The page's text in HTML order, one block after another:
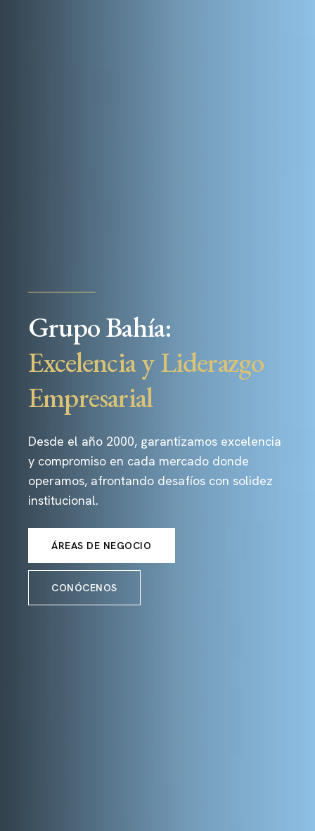
Grupo Bahía:
Excelencia y Liderazgo
Empresarial
Desde el año 2000, garantizamos excelencia
y compromiso en cada mercado donde
operamos, afrontando desafíos con solidez
institucional.
ÁREAS DE NEGOCIO
CONÓCENOS